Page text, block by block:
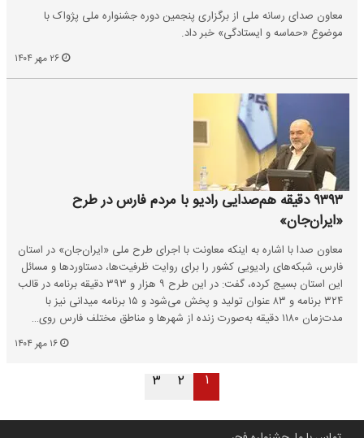
معاون صدای رسانه ملی از برگزاری پنجمین دوره جشنواره ملی پژواک با
موضوع «حماسه و ایستادگی» خبر داد.
۹۳۹۳ دقیقه هم‌صدایی رادیو با مردم فارس در طرح
«ایران‌جان»
معاون صدا با اشاره به اینکه معاونت با اجرای طرح ملی «ایران‌جان» در استان
فارس، شبکه‌های رادیویی کشور را برای روایت ظرفیت‌ها، دستاوردها و مسائل
این استان بسیج کرده، گفت: در این طرح ۹ هزار و ۳۹۳ دقیقه برنامه در قالب
۳۲۴ برنامه و ۸۳ عنوان تولید و پخش می‌شود و ۱۵ برنامه میدانی نیز با
مدت‌زمان ۱۱۸۰ دقیقه به‌صورت زنده از شهرها و مناطق مختلف فارس روی…
۱ ۲ ۳